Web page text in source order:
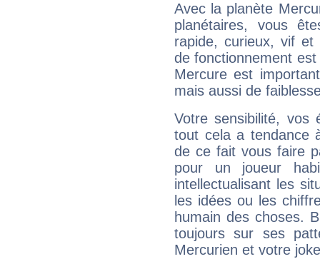
Avec la planète
planétaires, vous
rapide, curieux, vif et
de fonctionnement
Mercure est
mais aussi de
Votre sensibilité,
tout cela a tendance
de ce fait vous faire
pour un joueur
intellectualisant les
les idées ou les
humain des choses.
toujours sur ses
Mercurien et votre